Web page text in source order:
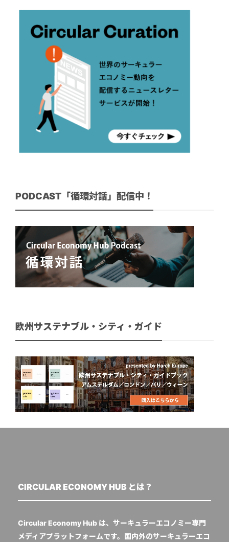
PODCAST「循環対話」配信中！
欧州サステナブル・シティ・ガイド
CIRCULAR ECONOMY HUB とは？
Circular Economy Hub は、サーキュラーエコノミー専門
メディアプラットフォームです。国内外のサーキュラーエコ